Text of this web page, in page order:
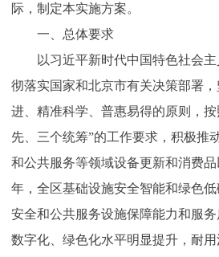
际，制定本实施方案。
一、总体要求
以习近平新时代中国特色社会主
彻落实国家和北京市有关决策部署
进、精准科学、普惠易得的原则，
先、三个统筹”的工作要求，积极推
和公共服务等领域设备更新和消费
年，全区基础设施安全智能和绿色
安全和公共服务设施保障能力和服
数字化、绿色化水平明显提升，耐